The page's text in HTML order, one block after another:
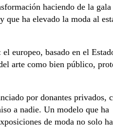
haciendo de la gala
que ha elevado la moda al
europeo, basado en el
arte como bien público,
por donantes privados,
a nadie. Un modelo que ha
de moda no solo